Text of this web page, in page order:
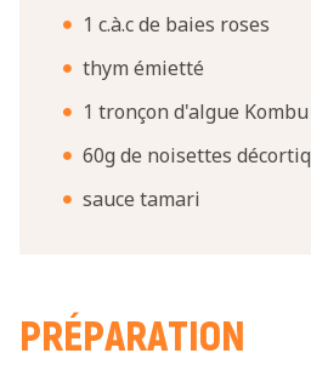
1 c.à.c de baies roses
thym émietté
1 tronçon d'algue Kombu
60g de noisettes
sauce tamari
PRÉPARATION